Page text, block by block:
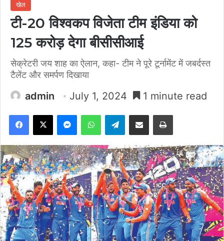
खेल
टी-20 विश्वकप विजेता टीम इंडिया को
125 करोड़ देगा बीसीसीआई
सेक्रेटरी जय शाह का ऐलान, कहा- टीम ने पूरे टूर्नामेंट में जबर्दस्त
टैलेंट और समर्पण दिखाया
admin July 1, 2024 1 minute read
Facebook
X MessengerWhatsAppTelegramShare via Email Print